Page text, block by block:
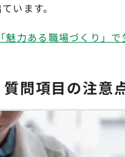
います。
魅力ある職場づくり」
問項目の注意